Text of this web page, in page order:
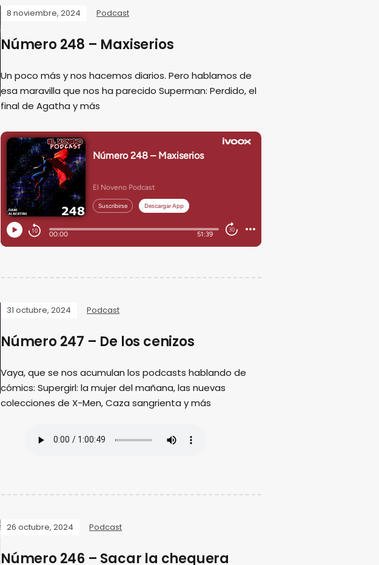
8 noviembre, 2024 Podcast
Número 248 – Maxiserios
Un poco más y nos hacemos diarios. Pero hablamos de
esa maravilla que nos ha parecido Superman: Perdido, el
final de Agatha y más
31 octubre, 2024 Podcast
Número 247 – De los cenizos
Vaya, que se nos acumulan los podcasts hablando de
cómics: Supergirl: la mujer del mañana, las nuevas
colecciones de X-Men, Caza sangrienta y más
26 octubre, 2024 Podcast
Número 246 – Sacar la chequera